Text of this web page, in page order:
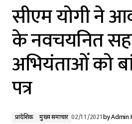
सीएम योगी ने
के नवचयनित
अभियंताओं को
पत्र
प्रादेशिक मुख्य समाचार 02/11/2021byAdmin